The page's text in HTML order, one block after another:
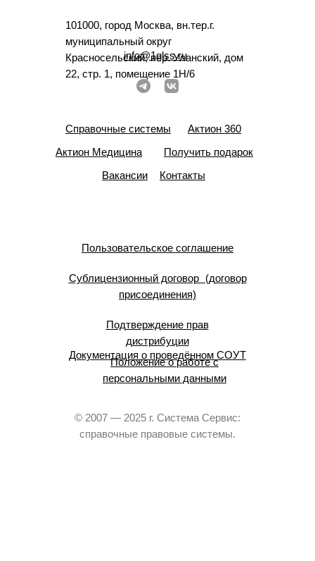
101000, город Москва, вн.тер.г.
муниципальный округ
Красносельский, пер. Уланский, дом
22, стр. 1, помещение 1Н/6
info@1glss.ru
Справочные системы
Актион 360
Актион Медицина
Получить подарок
Вакансии
Контакты
Пользовательское соглашение
Сублицензионный договор (договор
присоединения)
Подтверждение прав
дистрибуции
Документация о проведённом СОУТ
Положение о работе с
персональными данными
© 2007 — 2025 г. Система Сервис:
справочные правовые системы.